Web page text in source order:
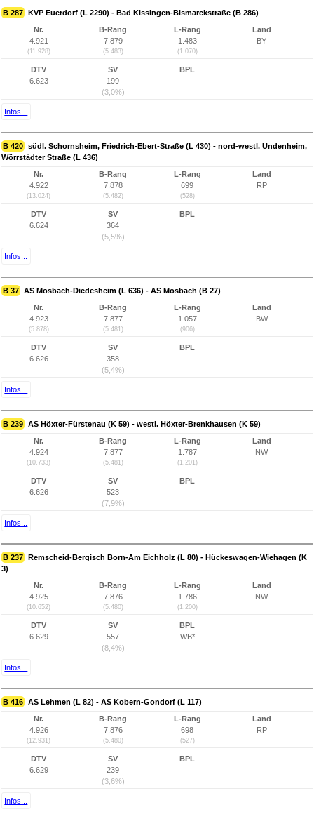
B 287 KVP Euerdorf (L 2290) - Bad Kissingen-Bismarckstraße (B 286)
Nr.
4.921
(11.928)
B-Rang
7.879
(5.483)
L-Rang
1.483
(1.070)
Land
BY
DTV
6.623
SV
199
(3,0%)
BPL
Infos...
B 420 südl. Schornsheim, Friedrich-Ebert-Straße (L 430) - nord-westl. Undenheim,
Wörrstädter Straße (L 436)
Nr.
4.922
(13.024)
B-Rang
7.878
(5.482)
L-Rang
699
(528)
Land
RP
DTV
6.624
SV
364
(5,5%)
BPL
Infos...
B 37 AS Mosbach-Diedesheim (L 636) - AS Mosbach (B 27)
Nr.
4.923
(5.878)
B-Rang
7.877
(5.481)
L-Rang
1.057
(906)
Land
BW
DTV
6.626
SV
358
(5,4%)
BPL
Infos...
B 239 AS Höxter-Fürstenau (K 59) - westl. Höxter-Brenkhausen (K 59)
Nr.
4.924
(10.733)
B-Rang
7.877
(5.481)
L-Rang
1.787
(1.201)
Land
NW
DTV
6.626
SV
523
(7,9%)
BPL
Infos...
B 237 Remscheid-Bergisch Born-Am Eichholz (L 80) - Hückeswagen-Wiehagen (K
3)
Nr.
4.925
(10.652)
B-Rang
7.876
(5.480)
L-Rang
1.786
(1.200)
Land
NW
DTV
6.629
SV
557
(8,4%)
BPL
WB*
Infos...
B 416 AS Lehmen (L 82) - AS Kobern-Gondorf (L 117)
Nr.
4.926
(12.931)
B-Rang
7.876
(5.480)
L-Rang
698
(527)
Land
RP
DTV
6.629
SV
239
(3,6%)
BPL
Infos...